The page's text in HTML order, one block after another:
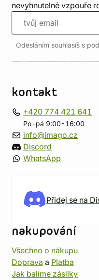
nevyhnutelné vzpouře
Odesláním souhlasíš s
kontakt
+420 774 421 641
Po-pá 9:00-16:00
info@imago.cz
Discord
WhatsApp
Přidej se na
nakupování
Všechno o nákupu
Doprava a Platba
Jak balíme zásilky